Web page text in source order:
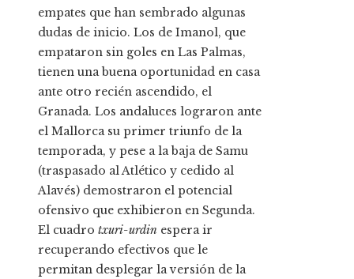
empates que han sembrado algunas
dudas de inicio. Los de Imanol, que
empataron sin goles en Las Palmas,
tienen una buena oportunidad en casa
ante otro recién ascendido, el
Granada. Los andaluces lograron ante
el Mallorca su primer triunfo de la
temporada, y pese a la baja de Samu
(traspasado al Atlético y cedido al
Alavés) demostraron el potencial
ofensivo que exhibieron en Segunda.
El cuadro txuri-urdin espera ir
recuperando efectivos que le
permitan desplegar la versión de la